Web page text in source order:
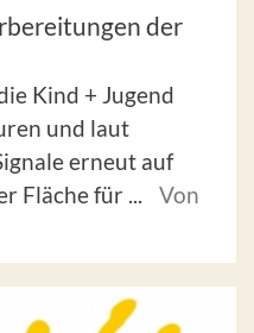
der
Kind + Jugend
und laut
erneut auf
Fläche für ...
Von